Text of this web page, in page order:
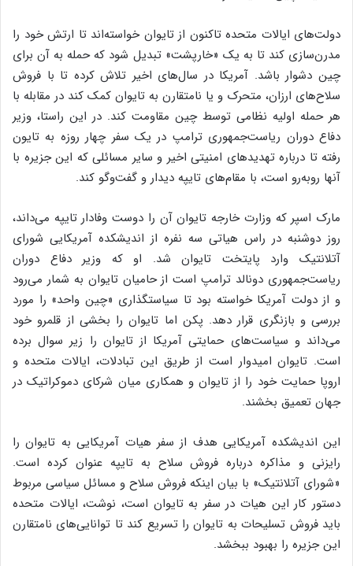
دولت‌های ایالات متحده تاکنون از تایوان خواسته‌اند تا ارتش خود را
مدرن‌سازی کند تا به یک «خارپشت» تبدیل شود که حمله به آن برای
چین دشوار باشد. آمریکا در سال‌های اخیر تلاش کرده تا با فروش
سلاح‌های ارزان، متحرک و یا نامتقارن به تایوان کمک کند در مقابله با
هر حمله اولیه نظامی توسط چین مقاومت کند. در این راستا، وزیر
دفاع دوران ریاست‌جمهوری ترامپ در یک سفر چهار روزه به تایون
رفته تا درباره تهدیدهای امنیتی اخیر و سایر مسائلی که این جزیره با
آنها روبه‌رو است، با مقام‌های تایپه دیدار و گفت‌وگو کند.
مارک اسپر که وزارت خارجه تایوان آن را دوست وفادار تایپه می‌داند،
روز دوشنبه در راس هیاتی سه نفره از اندیشکده آمریکایی شورای
آتلانتیک وارد پایتخت تایوان شد. او که وزیر دفاع دوران
ریاست‌جمهوری دونالد ترامپ است از حامیان تایوان به شمار می‌رود
و از دولت آمریکا خواسته بود تا سیاستگذاری «چین واحد» را مورد
بررسی و بازنگری قرار دهد. پکن اما تایوان را بخشی از قلمرو خود
می‌داند و سیاست‌های حمایتی آمریکا از تایوان را زیر سوال برده
است. تایوان امیدوار است از طریق این تبادلات، ایالات متحده و
اروپا حمایت خود را از تایوان و همکاری میان شرکای دموکراتیک در
جهان تعمیق بخشند.
این اندیشکده آمریکایی هدف از سفر هیات آمریکایی به تایوان را
رایزنی و مذاکره درباره فروش سلاح به تایپه عنوان کرده است.
«شورای آتلانتیک» با بیان اینکه فروش سلاح و مسائل سیاسی مربوط
دستور کار این هیات در سفر به تایوان است، نوشت، ایالات متحده
باید فروش تسلیحات به تایوان را تسریع کند تا توانایی‌های نامتقارن
این جزیره را بهبود ببخشد.